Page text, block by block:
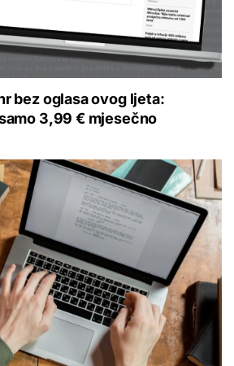
bez oglasa ovog ljeta:
3,99 € mjesečno